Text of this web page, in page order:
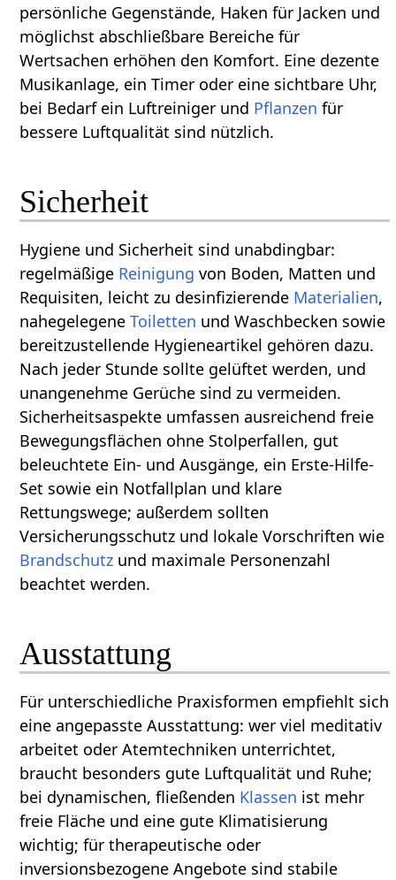
persönliche Gegenstände, Haken für Jacken und
möglichst abschließbare Bereiche für
Wertsachen erhöhen den Komfort. Eine dezente
Musikanlage, ein Timer oder eine sichtbare Uhr,
bei Bedarf ein Luftreiniger und Pflanzen für
bessere Luftqualität sind nützlich.
Sicherheit
Hygiene und Sicherheit sind unabdingbar:
regelmäßige Reinigung von Boden, Matten und
Requisiten, leicht zu desinfizierende Materialien,
nahegelegeneToiletten und Waschbecken sowie
bereitzustellende Hygieneartikel gehören dazu.
Nach jeder Stunde sollte gelüftet werden, und
unangenehme Gerüche sind zu vermeiden.
Sicherheitsaspekte umfassen ausreichend freie
Bewegungsflächen ohne Stolperfallen, gut
beleuchtete Ein- und Ausgänge, ein Erste-Hilfe-
Set sowie ein Notfallplan und klare
Rettungswege; außerdem sollten
Versicherungsschutz und lokale Vorschriften wie
Brandschutz und maximale Personenzahl
beachtet werden.
Ausstattung
Für unterschiedliche Praxisformen empfiehlt sich
eine angepasste Ausstattung: wer viel meditativ
arbeitet oder Atemtechniken unterrichtet,
braucht besonders gute Luftqualität und Ruhe;
bei dynamischen, fließenden Klassen ist mehr
freie Fläche und eine gute Klimatisierung
wichtig; für therapeutische oder
inversionsbezogene Angebote sind stabile